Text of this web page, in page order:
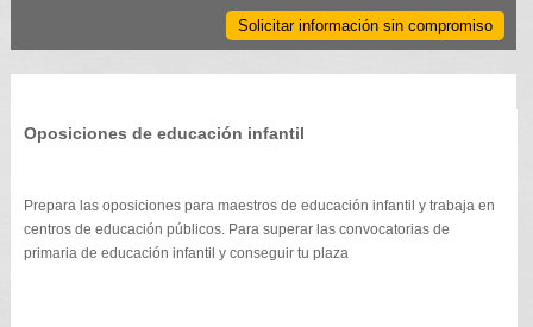
Solicitar información sin compromiso
Oposiciones de educación infantil
Prepara las oposiciones para maestros de educación infantil y trabaja en
centros de educación públicos. Para superar las convocatorias de
primaria de educación infantil y conseguir tu plaza